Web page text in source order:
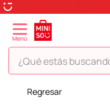
¿Qué estás buscando
Regresar
TÉRMINOS MÁS